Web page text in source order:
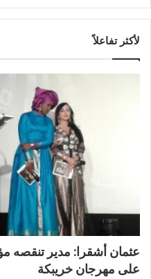
لأكثر تفاعلاً
عثمان أشقرا: مدير تنقصه
على مهرجان خريبكة